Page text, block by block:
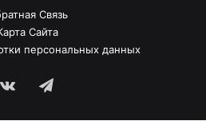
Связь
Сайта
персональных данных